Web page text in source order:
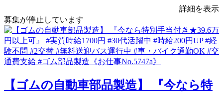
詳細を表示
募集が停止しています
【ゴムの自動車部品製造】 『今なら特